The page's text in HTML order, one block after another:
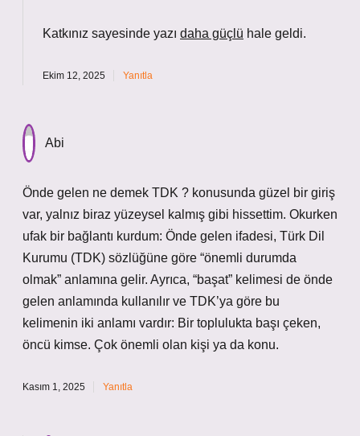
Katkınız sayesinde yazı daha güçlü hale geldi.
Ekim 12, 2025 Yanıtla
Önde gelen ne demek TDK ? konusunda güzel bir giriş
var, yalnız biraz yüzeysel kalmış gibi hissettim. Okurken
ufak bir bağlantı kurdum: Önde gelen ifadesi, Türk Dil
Kurumu (TDK) sözlüğüne göre “önemli durumda
olmak” anlamına gelir. Ayrıca, “başat” kelimesi de önde
gelen anlamında kullanılır ve TDK’ya göre bu
kelimenin iki anlamı vardır: Bir toplulukta başı çeken,
öncü kimse. Çok önemli olan kişi ya da konu.
Kasım 1, 2025 Yanıtla